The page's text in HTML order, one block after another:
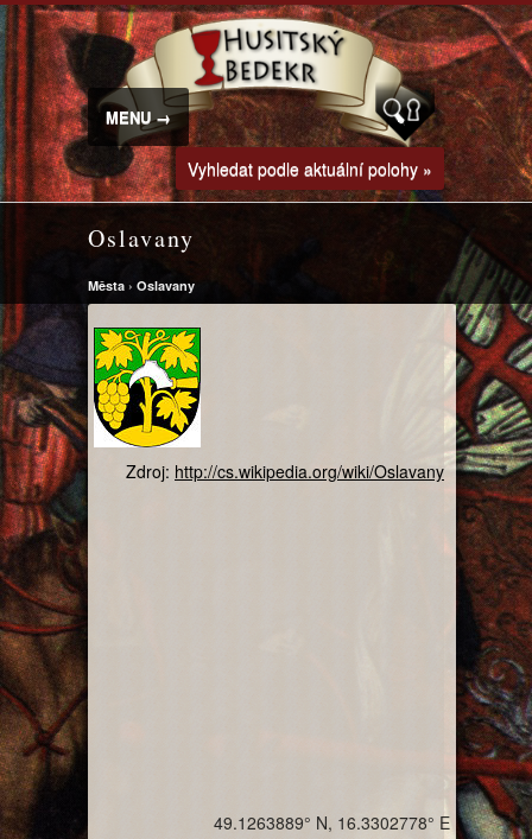
MENU →
Vyhledat podle aktuální polohy »
Oslavany
Města › Oslavany
Zdroj: http://cs.wikipedia.org/wiki/Oslavany
49.1263889° N, 16.3302778° E